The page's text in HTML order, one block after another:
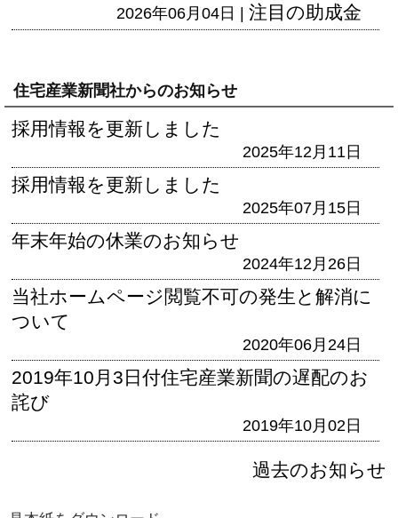
2026年06月04日 | 注目の助成金
住宅産業新聞社からのお知らせ
採用情報を更新しました
2025年12月11日
採用情報を更新しました
2025年07月15日
年末年始の休業のお知らせ
2024年12月26日
当社ホームページ閲覧不可の発生と解消に
ついて
2020年06月24日
2019年10月3日付住宅産業新聞の遅配のお
詫び
2019年10月02日
過去のお知らせ